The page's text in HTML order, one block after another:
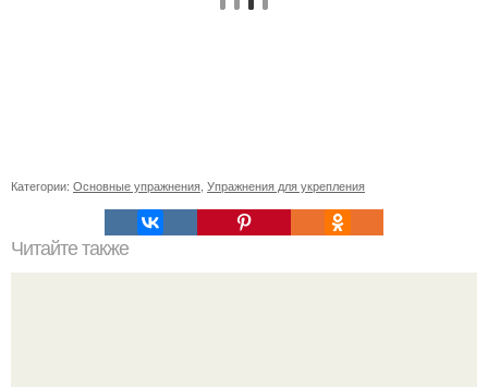
Категории: Основные упражнения Упражнения для укрепления
Читайте также